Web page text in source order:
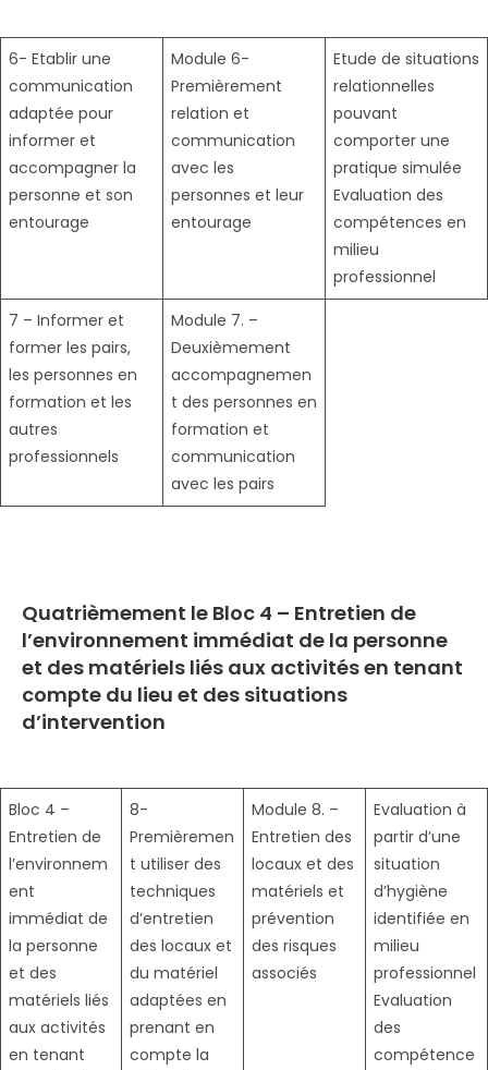
6- Etablir une
communication
adaptée pour
informer et
accompagner la
personne et son
entourage
Module 6-
Premièrement
relation et
communication
avec les
personnes et leur
entourage
Etude de situations
relationnelles
pouvant
comporter une
pratique simulée
Evaluation des
compétences en
milieu
professionnel
7 – Informer et
former les pairs,
les personnes en
formation et les
autres
professionnels
Module 7. –
Deuxièmement
accompagnemen
t des personnes en
formation et
communication
avec les pairs
Quatrièmement le Bloc 4 – Entretien de
l’environnement immédiat de la personne
et des matériels liés aux activités en tenant
compte du lieu et des situations
d’intervention
Bloc 4 –
Entretien de
l’environnem
ent
immédiat de
la personne
et des
matériels liés
aux activités
en tenant
8-
Premièremen
t utiliser des
techniques
d’entretien
des locaux et
du matériel
adaptées en
prenant en
compte la
Module 8. –
Entretien des
locaux et des
matériels et
prévention
des risques
associés
Evaluation à
partir d’une
situation
d’hygiène
identifiée en
milieu
professionnel
Evaluation
des
compétence